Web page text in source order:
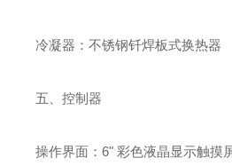
冷凝器：不锈钢钎焊板式换热器
五、控制器
操作界面：6" 彩色液晶显示触摸